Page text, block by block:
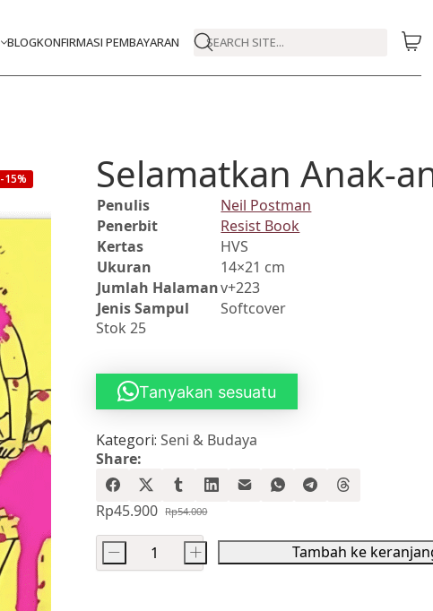
BLOGKONFIRMASI PEMBAYARAN SEARCH SITE...
-15% Selamatkan Anak-
Penulis
Neil Postman
Penerbit
Resist Book
Kertas
HVS
Ukuran
14×21 cm
Jumlah Halamanv+223
Jenis Sampul
Softcover
Rp54.000
Harga
aslinya
adalah:
Rp54.000.
Rp45.900
Harga
saat
ini
adalah:
Stok 25
Tanyakan sesuatu
Kuantitas
- + Tambah ke
Kategori: Seni & Budaya
Share: